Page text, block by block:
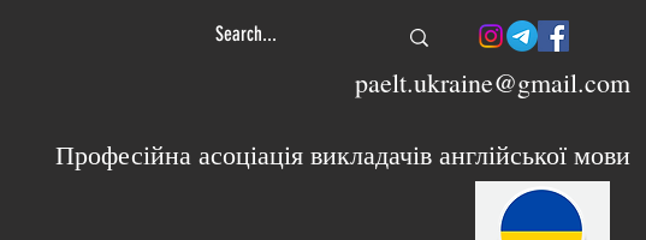
paelt.ukraine@gmail.com
Професійна асоціація викладачів англійської мови